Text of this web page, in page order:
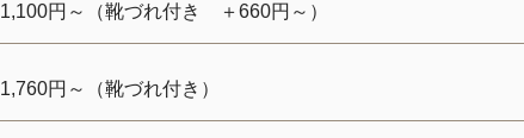
1,100円～（靴づれ付き ＋660円～）
1,760円～（靴づれ付き）